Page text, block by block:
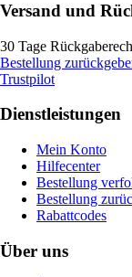
Versand und
30 Tage
Bestellung
Trustpilot
Dienstleistungen
Mein Konto
Hilfecenter
Bestellung
Bestellung
Rabattcodes
Über uns